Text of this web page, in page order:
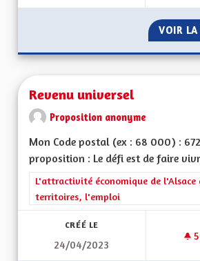
VOIR LA
Revenu universel
Proposition anonyme
Mon Code postal (ex : 68 000) :
proposition : Le défi est de faire
Filtrer les résultats de la catégorie :
L'attractivité économique de l'Alsace
territoires, l'emploi
CRÉÉ LE
24/04/2023